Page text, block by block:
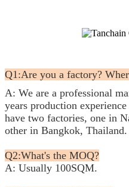
Q1:Are you a factory?
A: We are a professional
years production
have two factories, one in
other in Bangkok, Thailand.
Q2:What's the MOQ?
A: Usually 100SQM.